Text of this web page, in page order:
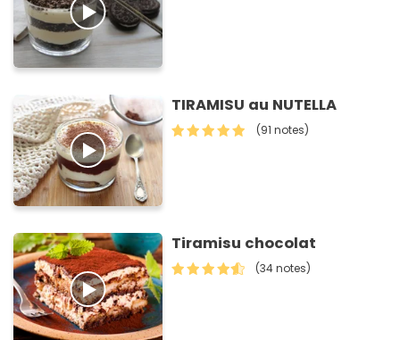
TIRAMISU au NUTELLA
(91 notes)
Tiramisu chocolat
(34 notes)